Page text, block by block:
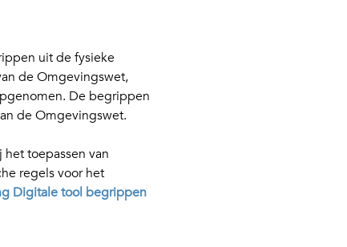
uit de fysieke
de Omgevingswet,
De begrippen
de Omgevingswet.
toepassen van
regels voor het
Digitale tool begrippen